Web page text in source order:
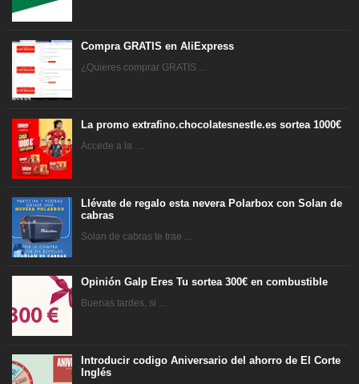
Compra GRATIS en AliExpress
¿Quieres comprar GRATIS ...
La promo extrafino.chocolatesnestle.es sortea 1000€
Accede a la ...
Llévate de regalo esta nevera Polarbox con Solan de
cabras
Solan de cabras te trae ...
Opinión Galp Eres Tu sortea 300€ en combustible
Buenas tardes, si ...
Introducir codigo Aniversario del ahorro de El Corte
Inglés